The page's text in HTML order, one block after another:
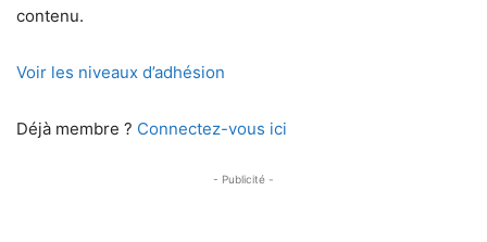
contenu.
Voir les niveaux d’adhésion
Déjà membre ? Connectez-vous ici
- Publicité -